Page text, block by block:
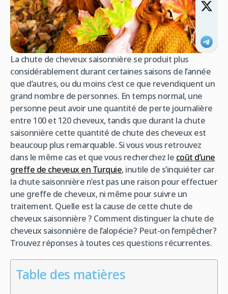
La chute de cheveux saisonnière se produit plus
considérablement durant certaines saisons de l’année
que d’autres, ou du moins c’est ce que revendiquent un
grand nombre de personnes. En temps normal, une
personne peut avoir une quantité de perte journalière
entre 100 et 120 cheveux, tandis que durant la chute
saisonnière cette quantité de chute des cheveux est
beaucoup plus remarquable. Si vous vous retrouvez
dans le même cas et que vous recherchez le coût d’une
greffe de cheveux en Turquie, inutile de s’inquiéter car
la chute saisonnière n’est pas une raison pour effectuer
une greffe de cheveux, ni même pour suivre un
traitement. Quelle est la cause de cette chute de
cheveux saisonnière ? Comment distinguer la chute de
cheveux saisonnière de l’alopécie? Peut-on l’empêcher?
Trouvez réponses à toutes ces questions récurrentes.
Table des matières